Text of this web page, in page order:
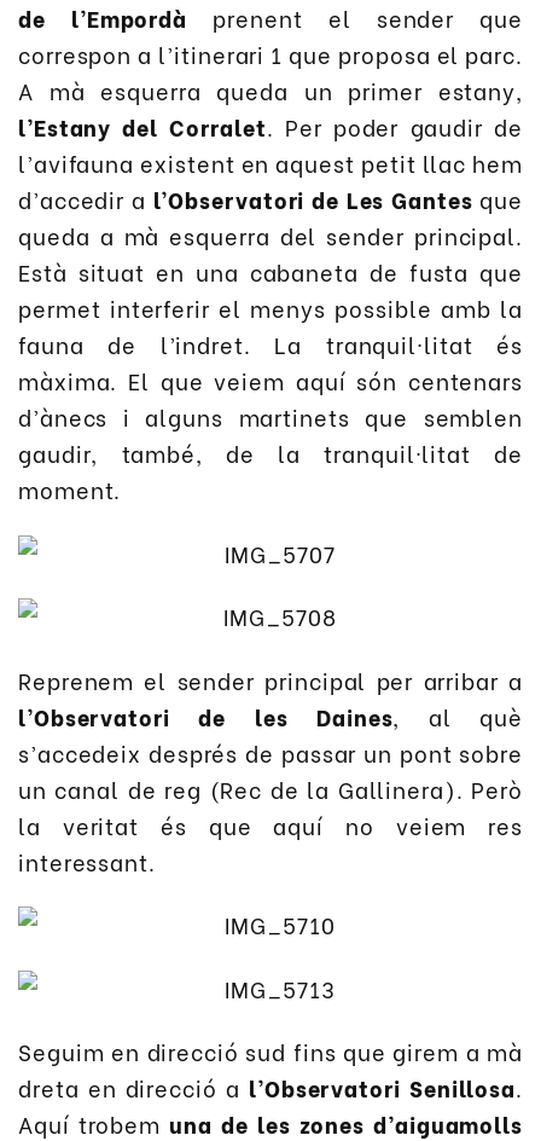
de l’Empordà prenent el sender que
correspon a l’itinerari 1 que proposa el parc.
A mà esquerra queda un primer estany,
l’Estany del Corralet. Per poder gaudir de
l’avifauna existent en aquest petit llac hem
d’accedir a l’Observatori de Les Gantes que
queda a mà esquerra del sender principal.
Està situat en una cabaneta de fusta que
permet interferir el menys possible amb la
fauna de l’indret. La tranquil·litat és
màxima. El que veiem aquí són centenars
d’ànecs i alguns martinets que semblen
gaudir, també, de la tranquil·litat de
moment.
Reprenem el sender principal per arribar a
l’Observatori de les Daines, al què
s’accedeix després de passar un pont sobre
un canal de reg (Rec de la Gallinera). Però
la veritat és que aquí no veiem res
interessant.
Seguim en direcció sud fins que girem a mà
dreta en direcció a l’Observatori Senillosa.
Aquí trobem una de les zones d’aiguamolls